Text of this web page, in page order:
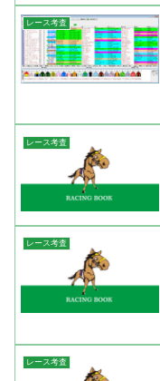
レース考査
レース考査
レース考査
レース考査